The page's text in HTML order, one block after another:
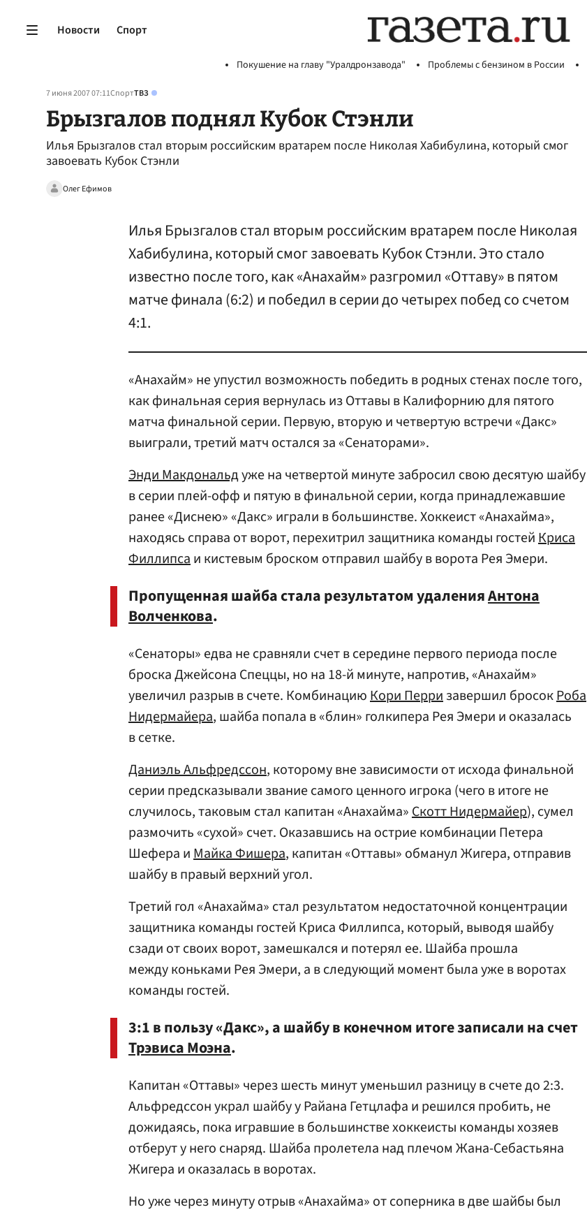
Новости Спорт
Покушение на главу "Уралдронзавода" Проблемы с бензином в России
7 июня 2007 07:11СпортТВЗ
Брызгалов поднял Кубок Стэнли
Илья Брызгалов стал вторым российским вратарем после Николая Хабибулина, который смог
завоевать Кубок Стэнли
Олег Ефимов
Илья Брызгалов стал вторым российским вратарем после Николая
Хабибулина, который смог завоевать Кубок Стэнли. Это стало
известно после того, как «Анахайм» разгромил «Оттаву» в пятом
матче финала (6:2) и победил в серии до четырех побед со счетом
4:1.
«Анахайм» не упустил возможность победить в родных стенах после того,
как финальная серия вернулась из Оттавы в Калифорнию для пятого
матча финальной серии. Первую, вторую и четвертую встречи «Дакс»
выиграли, третий матч остался за «Сенаторами».
Энди Макдональдуже на четвертой минуте забросил свою десятую шайбу
в серии плей-офф и пятую в финальной серии, когда принадлежавшие
ранее «Диснею» «Дакс» играли в большинстве. Хоккеист «Анахайма»,
находясь справа от ворот, перехитрил защитника команды гостейКриса
Филлипсаи кистевым броском отправил шайбу в ворота Рея Эмери.
Пропущенная шайба стала результатом удаленияАнтона
Волченкова.
«Сенаторы» едва не сравняли счет в середине первого периода после
броска Джейсона Спеццы, но на 18-й минуте, напротив, «Анахайм»
увеличил разрыв в счете. КомбинациюКори Перризавершил бросокРоба
Нидермайера, шайба попала в «блин» голкипера Рея Эмери и оказалась
в сетке.
Даниэль Альфредссон, которому вне зависимости от исхода финальной
серии предсказывали звание самого ценного игрока (чего в итоге не
случилось, таковым стал капитан «Анахайма»Скотт Нидермайер), сумел
размочить «сухой» счет. Оказавшись на острие комбинации Петера
Шефера иМайка Фишера, капитан «Оттавы» обманул Жигера, отправив
шайбу в правый верхний угол.
Третий гол «Анахайма» стал результатом недостаточной концентрации
защитника команды гостей Криса Филлипса, который, выводя шайбу
сзади от своих ворот, замешкался и потерял ее. Шайба прошла
между коньками Рея Эмери, а в следующий момент была уже в воротах
команды гостей.
3:1 в пользу «Дакс», а шайбу в конечном итоге записали на счет
Трэвиса Моэна.
Капитан «Оттавы» через шесть минут уменьшил разницу в счете до 2:3.
Альфредссон украл шайбу у Райана Гетцлафа и решился пробить, не
дожидаясь, пока игравшие в большинстве хоккеисты команды хозяев
отберут у него снаряд. Шайба пролетела над плечом Жана-Себастьяна
Жигера и оказалась в воротах.
Но уже через минуту отрыв «Анахайма» от соперника в две шайбы был